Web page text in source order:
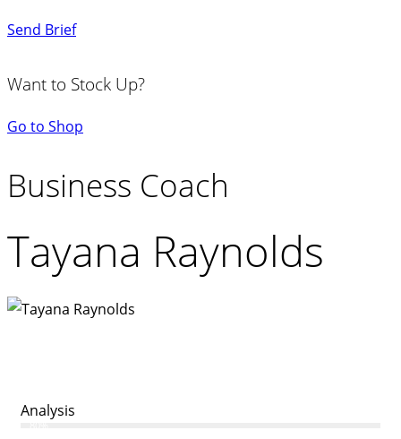
Send Brief
Want to Stock Up?
Go to Shop
Business Coach
Tayana Raynolds
Analysis